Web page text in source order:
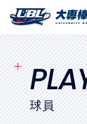
SITEMAP
首頁
球隊戰績
球員